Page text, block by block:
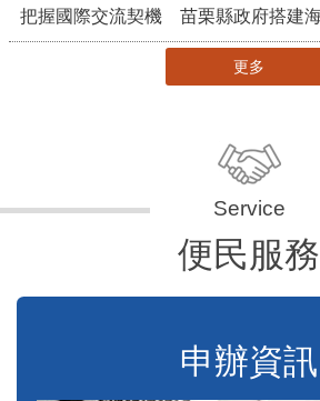
更多
便民服務
申辦資訊